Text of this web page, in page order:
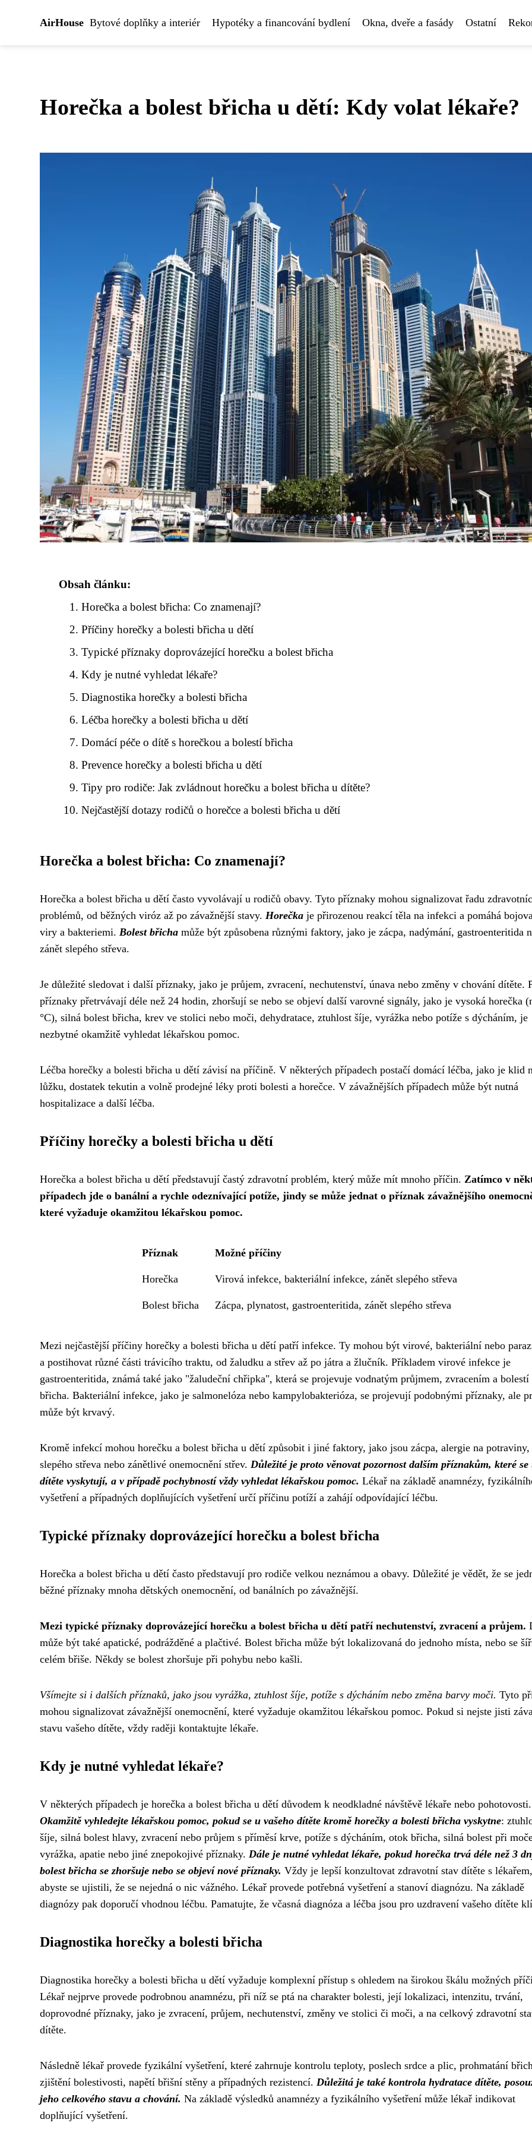
AirHouse Bytové doplňky a interiér Hypotéky a financování bydlení Okna, dveře a fasády Ostatní
Horečka a bolest břicha u dětí: Kdy volat lékaře?
Obsah článku:
Horečka a bolest břicha: Co znamenají?
Příčiny horečky a bolesti břicha u dětí
Typické příznaky doprovázející horečku a bolest břicha
Kdy je nutné vyhledat lékaře?
Diagnostika horečky a bolesti břicha
Léčba horečky a bolesti břicha u dětí
Domácí péče o dítě s horečkou a bolestí břicha
Prevence horečky a bolesti břicha u dětí
Tipy pro rodiče: Jak zvládnout horečku a bolest břicha u dítěte?
Nejčastější dotazy rodičů o horečce a bolesti břicha u dětí
Horečka a bolest břicha: Co znamenají?
Horečka a bolest břicha u dětí často vyvolávají u rodičů obavy. Tyto příznaky mohou signalizovat řadu
problémů, od běžných viróz až po závažnější stavy. Horečka je přirozenou reakcí těla na infekci a pomáhá
viry a bakteriemi. Bolest břicha může být způsobena různými faktory, jako je zácpa, nadýmání, gastroenteritida
zánět slepého střeva.
Je důležité sledovat i další příznaky, jako je průjem, zvracení, nechutenství, únava nebo změny v chování dítěte.
příznaky přetrvávají déle než 24 hodin, zhoršují se nebo se objeví další varovné signály, jako je vysoká horečka
°C), silná bolest břicha, krev ve stolici nebo moči, dehydratace, ztuhlost šíje, vyrážka nebo potíže s dýcháním, je
nezbytné okamžitě vyhledat lékařskou pomoc.
Léčba horečky a bolesti břicha u dětí závisí na příčině. V některých případech postačí domácí léčba, jako je klid
lůžku, dostatek tekutin a volně prodejné léky proti bolesti a horečce. V závažnějších případech může být nutná
hospitalizace a další léčba.
Příčiny horečky a bolesti břicha u dětí
Horečka a bolest břicha u dětí představují častý zdravotní problém, který může mít mnoho příčin. Zatímco v
případech jde o banální a rychle odeznívající potíže, jindy se může jednat o příznak závažnějšího
které vyžaduje okamžitou lékařskou pomoc.
Příznak Možné příčiny
Horečka Virová infekce, bakteriální infekce, zánět slepého střeva
Bolest břicha Zácpa, plynatost, gastroenteritida, zánět slepého střeva
Mezi nejčastější příčiny horečky a bolesti břicha u dětí patří infekce. Ty mohou být virové, bakteriální nebo
a postihovat různé části trávicího traktu, od žaludku a střev až po játra a žlučník. Příkladem virové infekce je
gastroenteritida, známá také jako "žaludeční chřipka", která se projevuje vodnatým průjmem, zvracením a bolestí
břicha. Bakteriální infekce, jako je salmonelóza nebo kampylobakterióza, se projevují podobnými příznaky, ale
může být krvavý.
Kromě infekcí mohou horečku a bolest břicha u dětí způsobit i jiné faktory, jako jsou zácpa, alergie na potraviny,
slepého střeva nebo zánětlivé onemocnění střev. Důležité je proto věnovat pozornost dalším příznakům, které se
dítěte vyskytují, a v případě pochybností vždy vyhledat lékařskou pomoc. Lékař na základě anamnézy,
vyšetření a případných doplňujících vyšetření určí příčinu potíží a zahájí odpovídající léčbu.
Typické příznaky doprovázející horečku a bolest břicha
Horečka a bolest břicha u dětí často představují pro rodiče velkou neznámou a obavy. Důležité je vědět, že se
běžné příznaky mnoha dětských onemocnění, od banálních po závažnější.
Mezi typické příznaky doprovázející horečku a bolest břicha u dětí patří nechutenství, zvracení a průjem.
může být také apatické, podrážděné a plačtivé. Bolest břicha může být lokalizovaná do jednoho místa, nebo se
celém břiše. Někdy se bolest zhoršuje při pohybu nebo kašli.
Všímejte si i dalších příznaků, jako jsou vyrážka, ztuhlost šíje, potíže s dýcháním nebo změna barvy moči. Tyto
mohou signalizovat závažnější onemocnění, které vyžaduje okamžitou lékařskou pomoc. Pokud si nejste jisti
stavu vašeho dítěte, vždy raději kontaktujte lékaře.
Kdy je nutné vyhledat lékaře?
V některých případech je horečka a bolest břicha u dětí důvodem k neodkladné návštěvě lékaře nebo pohotovosti.
Okamžitě vyhledejte lékařskou pomoc, pokud se u vašeho dítěte kromě horečky a bolesti břicha vyskytne:
šíje, silná bolest hlavy, zvracení nebo průjem s příměsí krve, potíže s dýcháním, otok břicha, silná bolest při
vyrážka, apatie nebo jiné znepokojivé příznaky. Dále je nutné vyhledat lékaře, pokud horečka trvá déle než 3
bolest břicha se zhoršuje nebo se objeví nové příznaky. Vždy je lepší konzultovat zdravotní stav dítěte s lékařem,
abyste se ujistili, že se nejedná o nic vážného. Lékař provede potřebná vyšetření a stanoví diagnózu. Na základě
diagnózy pak doporučí vhodnou léčbu. Pamatujte, že včasná diagnóza a léčba jsou pro uzdravení vašeho dítěte
Diagnostika horečky a bolesti břicha
Diagnostika horečky a bolesti břicha u dětí vyžaduje komplexní přístup s ohledem na širokou škálu možných
Lékař nejprve provede podrobnou anamnézu, při níž se ptá na charakter bolesti, její lokalizaci, intenzitu, trvání,
doprovodné příznaky, jako je zvracení, průjem, nechutenství, změny ve stolici či moči, a na celkový zdravotní
dítěte.
Následně lékař provede fyzikální vyšetření, které zahrnuje kontrolu teploty, poslech srdce a plic, prohmatání
zjištění bolestivosti, napětí břišní stěny a případných rezistencí. Důležitá je také kontrola hydratace dítěte,
jeho celkového stavu a chování. Na základě výsledků anamnézy a fyzikálního vyšetření může lékař indikovat
doplňující vyšetření.